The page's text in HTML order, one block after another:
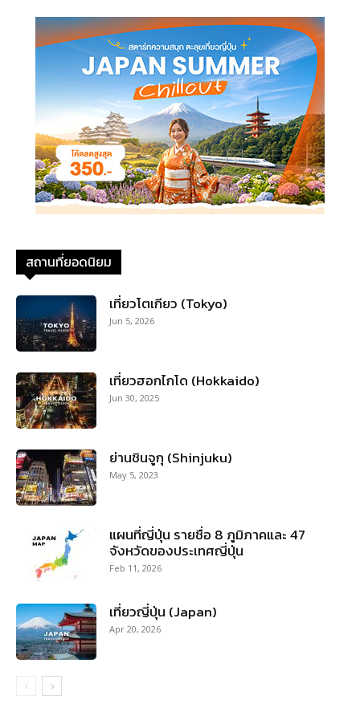
สถานที่ยอดนิยม
เที่ยวโตเกียว (Tokyo)
Jun 5, 2026
เที่ยวฮอกไกโด (Hokkaido)
Jun 30, 2025
ย่านชินจูกุ (Shinjuku)
May 5, 2023
แผนที่ญี่ปุ่น รายชื่อ 8 ภูมิภาคและ 47
จังหวัดของประเทศญี่ปุ่น
Feb 11, 2026
เที่ยวญี่ปุ่น (Japan)
Apr 20, 2026